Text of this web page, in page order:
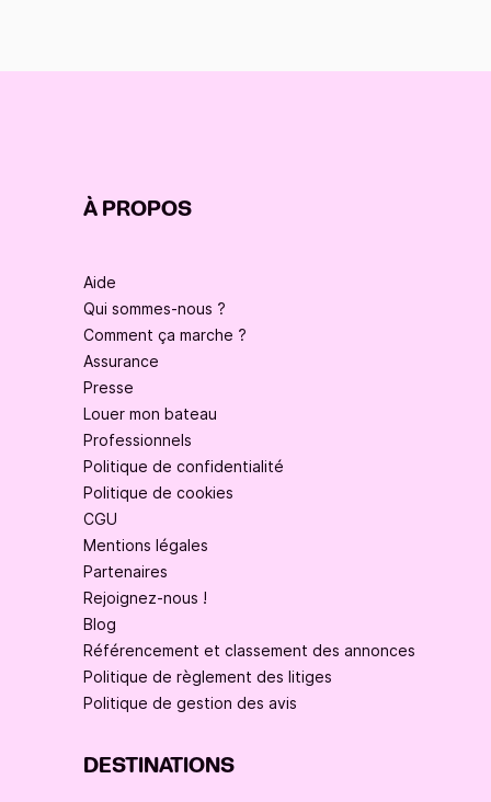
À PROPOS
Aide
Qui sommes-nous ?
Comment ça marche ?
Assurance
Presse
Louer mon bateau
Professionnels
Politique de confidentialité
Politique de cookies
CGU
Mentions légales
Partenaires
Rejoignez-nous !
Blog
Référencement et classement des annonces
Politique de règlement des litiges
Politique de gestion des avis
DESTINATIONS